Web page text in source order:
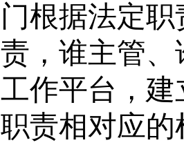
门根据法定
责，谁主管、
工作平台，
职责相对应